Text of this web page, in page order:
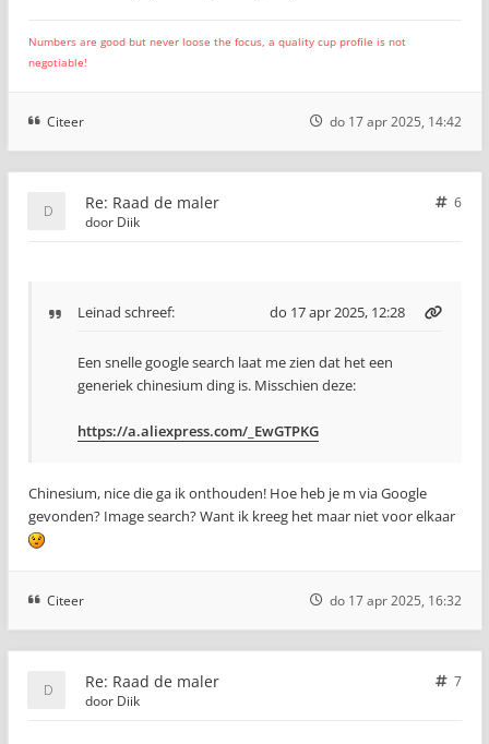
Numbers are good but never loose the focus, a quality cup profile is not
negotiable!
Citeer do 17 apr 2025, 14:42
Re: Raad de maler
6
door Diik
Leinad schreef: do 17 apr 2025, 12:28
Een snelle google search laat me zien dat het een
generiek chinesium ding is. Misschien deze:
https://a.aliexpress.com/_EwGTPKG
Chinesium, nice die ga ik onthouden! Hoe heb je m via Google
gevonden? Image search? Want ik kreeg het maar niet voor elkaar
Citeer do 17 apr 2025, 16:32
Re: Raad de maler
7
door Diik